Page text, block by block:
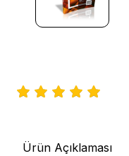
Ürün Açıklaması